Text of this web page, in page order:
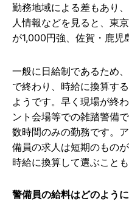
勤務地域による差もあり
人情報などを見ると、東
が1,000円強、佐賀・鹿児
一般に日給制であるため
で終わり、時給に換算す
ようです。早く現場が終
ント会場等での雑踏警備
数時間のみの勤務です。
備員の求人は短期のもの
時給に換算して選ぶことも
警備員の給料はどのよう